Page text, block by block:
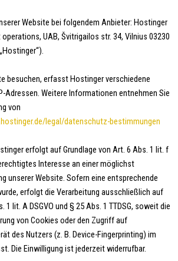
Website bei folgendem Anbieter: Hostinger
operations, UAB, Švitrigailos str. 34, Vilnius 03230
besuchen, erfasst Hostinger verschiedene
Adressen. Weitere Informationen entnehmen Sie
von
legal/datenschutz-bestimmungen
erfolgt auf Grundlage von Art. 6 Abs. 1 lit. f
Interesse an einer möglichst
unserer Website. Sofern eine entsprechende
erfolgt die Verarbeitung ausschließlich auf
1 lit. A DSGVO und § 25 Abs. 1 TTDSG, soweit die
von Cookies oder den Zugriff auf
des Nutzers (z. B. Device-Fingerprinting) im
Die Einwilligung ist jederzeit widerrufbar.